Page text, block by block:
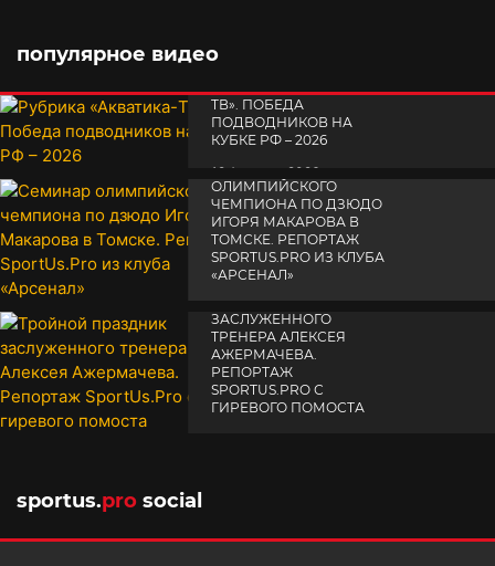
популярное видео
TВ». ПОБЕДА
ПОДВОДНИКОВ НА
КУБКЕ РФ – 2026
19 февраля 2026
СЕМИНАР
ОЛИМПИЙСКОГО
ЧЕМПИОНА ПО ДЗЮДО
ИГОРЯ МАКАРОВА В
ТОМСКЕ. РЕПОРТАЖ
SPORTUS.PRO ИЗ КЛУБА
«АРСЕНАЛ»
ЗАСЛУЖЕННОГО
ТРЕНЕРА АЛЕКСЕЯ
АЖЕРМАЧЕВА.
РЕПОРТАЖ
SPORTUS.PRO С
ГИРЕВОГО ПОМОСТА
sportus.pro social